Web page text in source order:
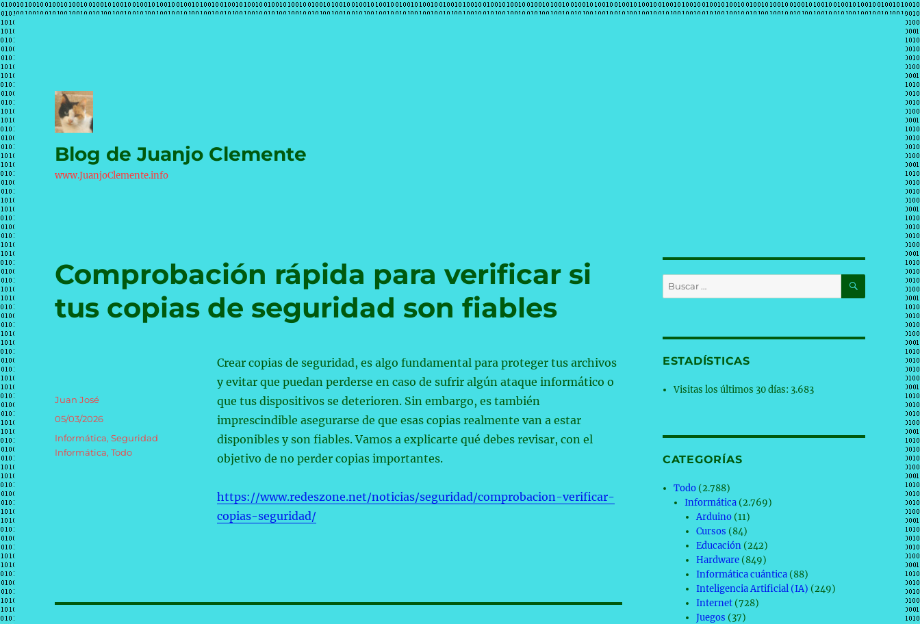
Blog de Juanjo Clemente
www.JuanjoClemente.info
Comprobación rápida para verificar si
tus copias de seguridad son fiables
Crear copias de seguridad, es algo fundamental para proteger tus archivos
y evitar que puedan perderse en caso de sufrir algún ataque informático o
que tus dispositivos se deterioren. Sin embargo, es también
imprescindible asegurarse de que esas copias realmente van a estar
disponibles y son fiables. Vamos a explicarte qué debes revisar, con el
objetivo de no perder copias importantes.
https://www.redeszone.net/noticias/seguridad/comprobacion-verificar-
copias-seguridad/
Autor
Juan José
Publicado
05/03/2026
Categorías
Informática,Seguridad
Informática,Todo
Buscar
por:
BUSCAR
ESTADÍSTICAS
Visitas los últimos 30 días: 3.683
CATEGORÍAS
Todo (2.788)
Informática (2.769)
Arduino(11)
Cursos (84)
Educación(242)
Hardware(849)
Informática cuántica(88)
Inteligencia Artificial (IA) (249)
Internet(728)
Juegos (37)